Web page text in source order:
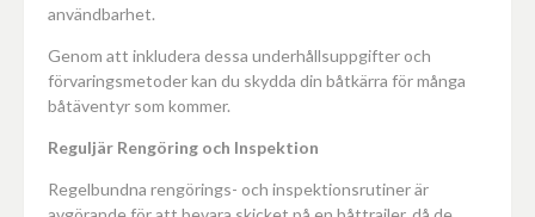
användbarhet.
Genom att inkludera dessa underhållsuppgifter och
förvaringsmetoder kan du skydda din båtkärra för många
båtäventyr som kommer.
Reguljär Rengöring och Inspektion
Regelbundna rengörings- och inspektionsrutiner är